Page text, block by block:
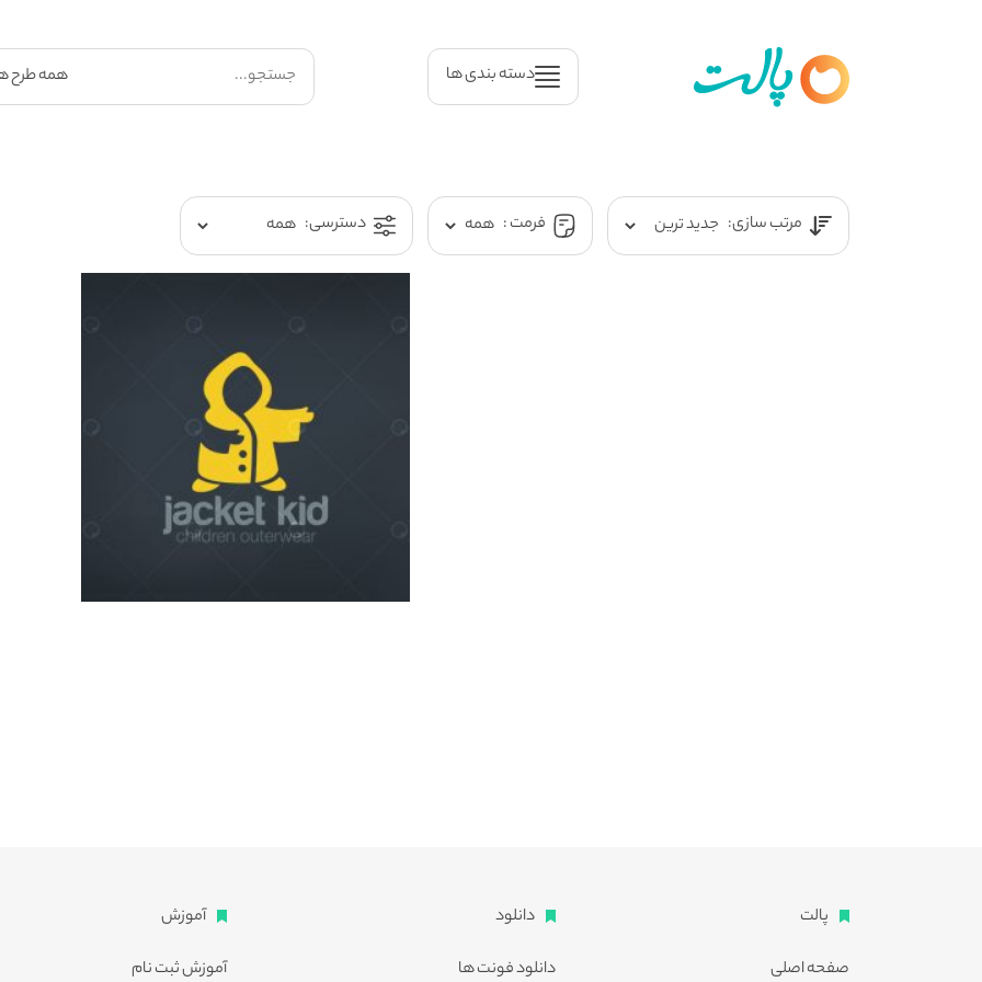
دسته بندی ها
مرتب سازی: فرمت : دسترسی:
پالت
صفحه اصلی
دانلود
دانلود فونت ها
آموزش
آموزش ثبت نام